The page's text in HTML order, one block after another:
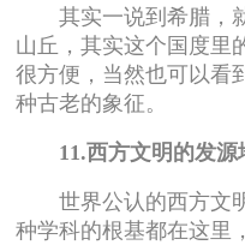
其实一说到希腊，就
山丘，其实这个国度里
很方便，当然也可以看
种古老的象征。
11.西方文明的发源
世界公认的西方文明
种学科的根基都在这里